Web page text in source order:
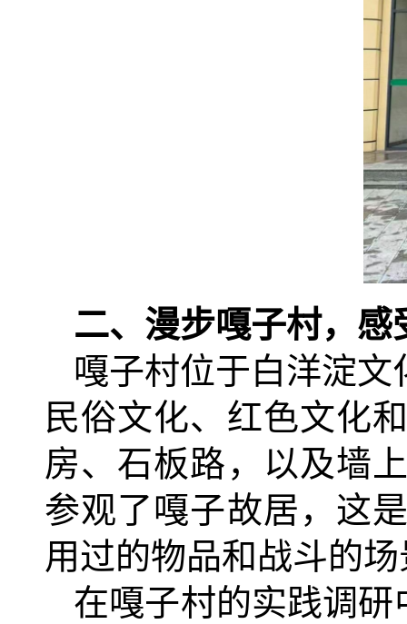
二、漫步嘎子村，
嘎子村位于白洋淀
民俗文化、红色文化
房、石板路，以及墙
参观了嘎子故居，这
用过的物品和战斗的
在嘎子村的实践调研